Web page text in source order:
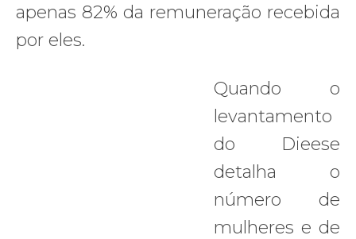
apenas 82% da remuneração recebida
por eles.
Quando o
levantamento
do Dieese
detalha o
número de
mulheres e de